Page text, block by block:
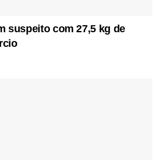
suspeito com 27,5 kg de